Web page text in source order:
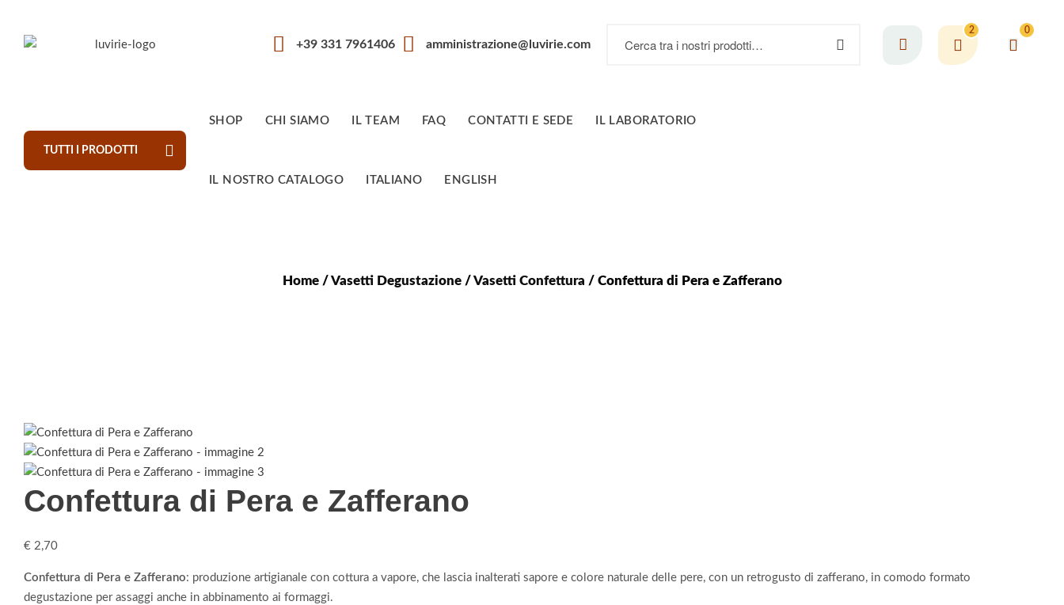
+39 331 7961406 amministrazione@luvirie.com
2 0
TUTTI I PRODOTTI
SHOP CHI SIAMO IL TEAM FAQ CONTATTI E SEDE IL LABORATORIO
IL NOSTRO CATALOGO ITALIANO ENGLISH
Home/Vasetti Degustazione/Vasetti Confettura / Confettura di Pera e Zafferano
Confettura di Pera e Zafferano
€ 2,70
Confettura di Pera e Zafferano: produzione artigianale con cottura a vapore, che lascia inalterati sapore e colore naturale delle pere, con un retrogusto di zafferano, in comodo formato
degustazione per assaggi anche in abbinamento ai formaggi.